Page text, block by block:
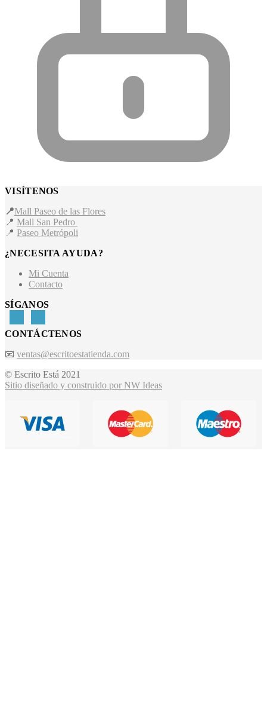
VISÍTENOS
📍Mall Paseo de las Flores
📍 Mall San Pedro
📍 Paseo Metrópoli
¿NECESITA AYUDA?
Mi Cuenta
Contacto
SÍGANOS
CONTÁCTENOS
📧 ventas@escritoestatienda.com
© Escrito Está 2021
Sitio diseñado y construido por NW Ideas